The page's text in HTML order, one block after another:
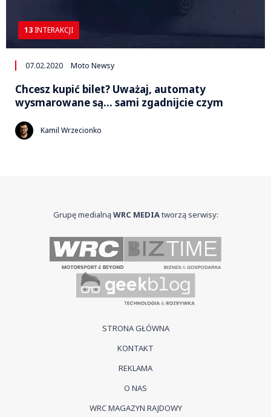
13 INTERAKCJI
07.02.2020 Moto Newsy
Chcesz kupić bilet? Uważaj, automaty
wysmarowane są… sami zgadnijcie czym
Kamil Wrzecionko
Grupę medialnąWRC MEDIAtworzą serwisy:
STRONA GŁÓWNA
KONTAKT
REKLAMA
O NAS
WRC MAGAZYN RAJDOWY